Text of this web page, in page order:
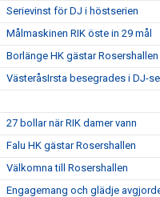
Serievinst för DJ i höstserien
Målmaskinen RIK öste in 29 mål
Borlänge HK gästar Rosershallen
VästeråsIrsta besegrades i DJ-
27 bollar när RIK damer vann
Falu HK gästar Rosershallen
Välkomna till Rosershallen
Engagemang och glädje